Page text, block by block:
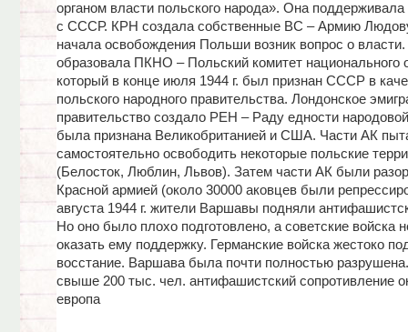
органом власти польского народа». Она поддерживала
с СССР. КРН создала собственные ВС – Армию
начала освобождения Польши возник вопрос о
образовала ПКНО – Польский комитет национального
который в конце июля 1944 г. был признан СССР в
польского народного правительства. Лондонское
правительство создало РЕН – Раду едности
была признана Великобританией и США. Части АК
самостоятельно освободить некоторые польские
(Белосток, Люблин, Львов). Затем части АК были
Красной армией (около 30000 аковцев были
августа 1944 г. жители Варшавы подняли
Но оно было плохо подготовлено, а советские войска
оказать ему поддержку. Германские войска жестоко
восстание. Варшава была почти полностью
свыше 200 тыс. чел. антифашистский сопротивление
европа